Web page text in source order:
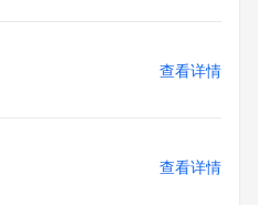
查看详情
查看详情